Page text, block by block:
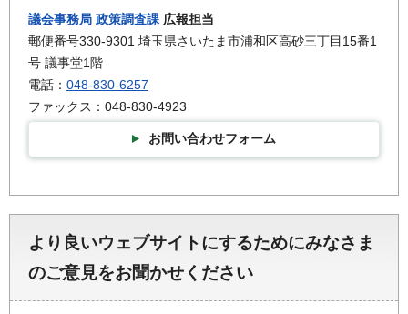
議会事務局 政策調査課 広報担当
郵便番号330-9301 埼玉県さいたま市浦和区高砂三丁目15番1
号 議事堂1階
電話： 048-830-6257
ファックス：048-830-4923
お問い合わせフォーム
より良いウェブサイトにするためにみなさま
のご意見をお聞かせください